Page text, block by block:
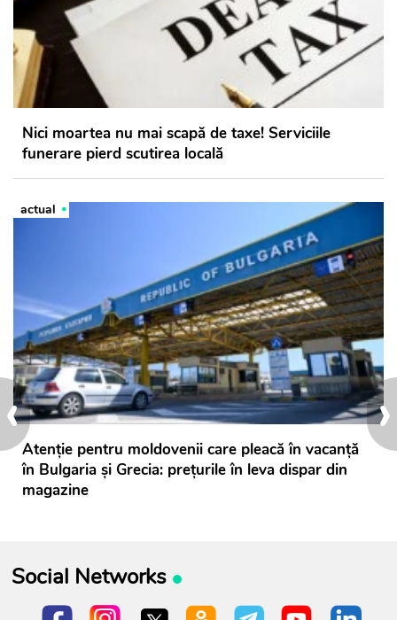
›
‹
Nici moartea nu mai scapă de taxe! Serviciile
funerare pierd scutirea locală
actual
Atenție pentru moldovenii care pleacă în vacanță
în Bulgaria și Grecia: prețurile în leva dispar din
magazine
Social Networks